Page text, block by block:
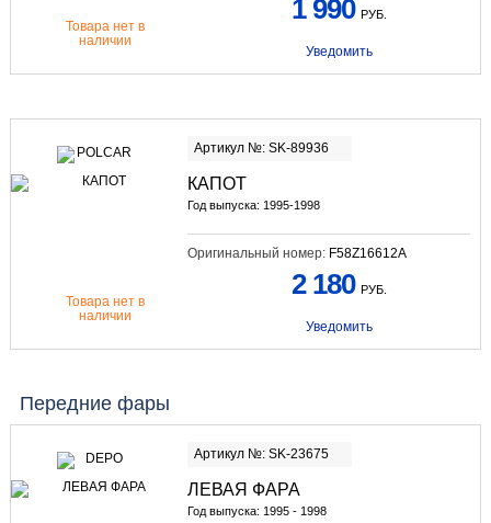
Товара нет в
наличии
1 990 РУБ.
Уведомить
Артикул №: SK-89936
КАПОТ
Год выпуска: 1995-1998
Оригинальный номер: F58Z16612A
Товара нет в
наличии
2 180 РУБ.
Уведомить
Передние фары
Артикул №: SK-23675
ЛЕВАЯ ФАРА
Год выпуска: 1995 - 1998